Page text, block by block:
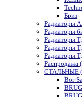
Бриз
Радиаторы
Радиаторы
Радиаторы
Радиаторы
Радиаторы
Распродажа
СТАЛЬНЫЕ
Bor-